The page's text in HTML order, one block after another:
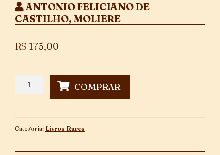
ANTONIO FELICIANO DE
CASTILHO, MOLIERE
R$ 175,00
COMPRAR
Categoria: Livros Raros